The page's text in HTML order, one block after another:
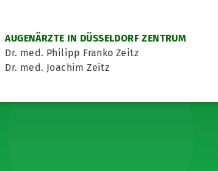
AUGENÄRZTE IN DÜSSELDORF ZENTRUM
Dr. med. Philipp Franko Zeitz
Dr. med. Joachim Zeitz